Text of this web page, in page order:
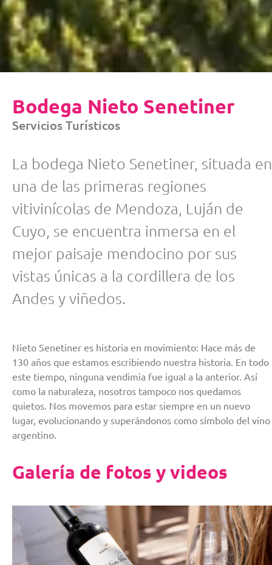
Bodega Nieto Senetiner
Servicios Turísticos
La bodega Nieto Senetiner, situada en
una de las primeras regiones
vitivinícolas de Mendoza, Luján de
Cuyo, se encuentra inmersa en el
mejor paisaje mendocino por sus
vistas únicas a la cordillera de los
Andes y viñedos.
Nieto Senetiner es historia en movimiento: Hace más de
130 años que estamos escribiendo nuestra historia. En todo
este tiempo, ninguna vendimia fue igual a la anterior. Así
como la naturaleza, nosotros tampoco nos quedamos
quietos. Nos movemos para estar siempre en un nuevo
lugar, evolucionando y superándonos como símbolo del vino
argentino.
Galería de fotos y videos